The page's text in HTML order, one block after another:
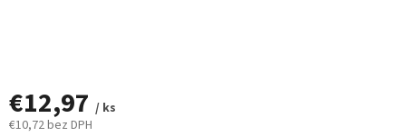
€12,97 / ks
€10,72 bez DPH